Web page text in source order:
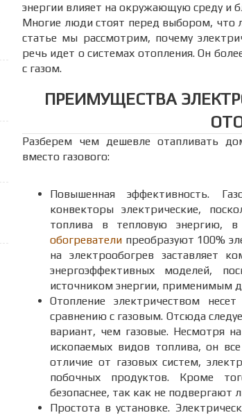
энергии влияет на окружающую среду и
Многие люди стоят перед выбором, что
статье мы рассмотрим, почему
речь идет о системах отопления. Он
с газом.
ПРЕИМУЩЕСТВА
Разберем чем дешевле отапливать
вместо газового:
Повышенная эффективность.
конвекторы электрические,
топлива в тепловую энергию,
обогреватели преобразуют 100%
на электрообогрев заставляет
энергоэффективных моделей,
источником энергии, применимым
Отопление электричеством
сравнению с газовым. Отсюда
вариант, чем газовые. Несмотря
ископаемых видов топлива, он
отличие от газовых систем,
побочных продуктов. Кроме
безопаснее, так как не подвергают
Простота в установке.